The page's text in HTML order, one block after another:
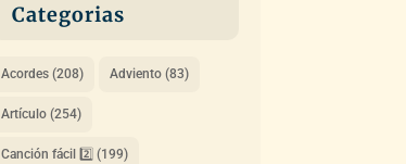
Categorias
Acordes(208) Adviento(83)
Artículo(254)
Canción fácil 2️⃣ (199)